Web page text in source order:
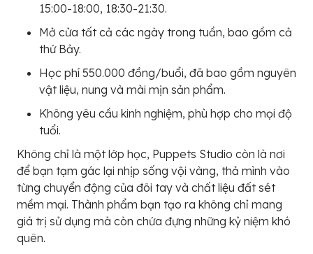
15:00-18:00, 18:30-21:30.
Mở cửa tất cả các ngày trong tuần, bao gồm cả
thứ Bảy.
Học phí 550.000 đồng/buổi, đã bao gồm nguyên
vật liệu, nung và mài mịn sản phẩm.
Không yêu cầu kinh nghiệm, phù hợp cho mọi độ
tuổi.
Không chỉ là một lớp học, Puppets Studio còn là nơi
để bạn tạm gác lại nhịp sống vội vàng, thả mình vào
từng chuyển động của đôi tay và chất liệu đất sét
mềm mại. Thành phẩm bạn tạo ra không chỉ mang
giá trị sử dụng mà còn chứa đựng những kỷ niệm khó
quên.